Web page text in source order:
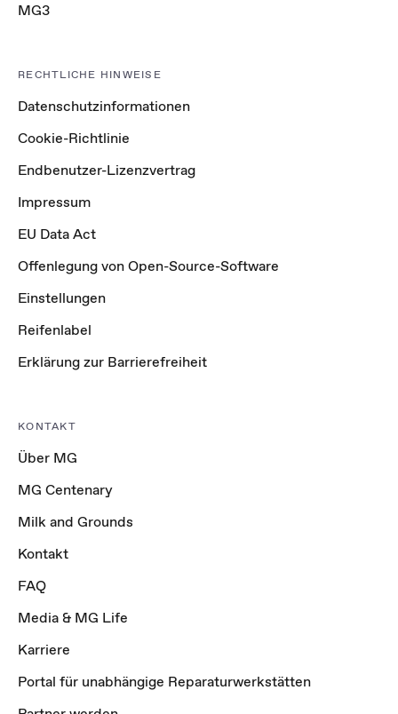
MG3
RECHTLICHE HINWEISE
Datenschutzinformationen
Cookie-Richtlinie
Endbenutzer-Lizenzvertrag
Impressum
EU Data Act
Offenlegung von Open-Source-Software
Einstellungen
Reifenlabel
Erklärung zur Barrierefreiheit
KONTAKT
Über MG
MG Centenary
Milk and Grounds
Kontakt
FAQ
Media & MG Life
Karriere
Portal für unabhängige Reparaturwerkstätten